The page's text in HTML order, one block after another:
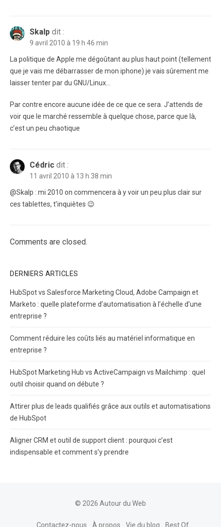
Skalp dit :
9 avril 2010 à 19 h 46 min
La politique de Apple me dégoûtant au plus haut point (tellement
que je vais me débarrasser de mon iphone) je vais sûrement me
laisser tenter par du GNU/Linux…
Par contre encore aucune idée de ce que ce sera. J’attends de
voir que le marché ressemble à quelque chose, parce que là,
c’est un peu chaotique
Cédric dit :
11 avril 2010 à 13 h 38 min
@Skalp : mi 2010 on commencera à y voir un peu plus clair sur
ces tablettes, t’inquiètes 😉
Comments are closed.
DERNIERS ARTICLES
HubSpot vs Salesforce Marketing Cloud, Adobe Campaign et
Marketo : quelle plateforme d’automatisation à l’échelle d’une
entreprise ?
Comment réduire les coûts liés au matériel informatique en
entreprise ?
HubSpot Marketing Hub vs ActiveCampaign vs Mailchimp : quel
outil choisir quand on débute ?
Attirer plus de leads qualifiés grâce aux outils et automatisations
de HubSpot
Aligner CRM et outil de support client : pourquoi c’est
indispensable et comment s’y prendre
© 2026 Autour du Web
Contactez-nous À propos Vie du blog Best Of